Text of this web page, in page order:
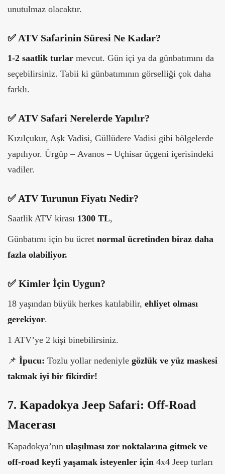
unutulmaz olacaktır.
✅ ATV Safarinin Süresi Ne Kadar?
1-2 saatlik turlar mevcut. Gün içi ya da günbatımını da
seçebilirsiniz. Tabii ki günbatımının görselliği çok daha
farklı.
✅ ATV Safari Nerelerde Yapılır?
Kızılçukur, Aşk Vadisi, Güllüdere Vadisi gibi bölgelerde
yapılıyor. Ürgüp – Avanos – Uçhisar üçgeni içerisindeki
vadiler.
✅ ATV Turunun Fiyatı Nedir?
Saatlik ATV kirası 1300 TL,
Günbatımı için bu ücret normal ücretinden biraz daha
fazla olabiliyor.
✅ Kimler İçin Uygun?
18 yaşından büyük herkes katılabilir, ehliyet olması
gerekiyor.
1 ATV’ye 2 kişi binebilirsiniz.
📌 İpucu: Tozlu yollar nedeniyle gözlük ve yüz maskesi
takmak iyi bir fikirdir!
7. Kapadokya Jeep Safari: Off-Road
Macerası
Kapadokya’nın ulaşılması zor noktalarına gitmek ve
off-road keyfi yaşamak isteyenler için 4x4 Jeep turları